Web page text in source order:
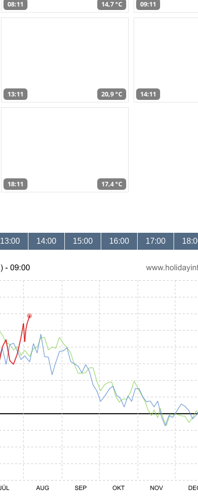
08:11 14,7 °C 09:11
13:11 20,9 °C 14:11
18:11 17,4 °C
13:00 14:00 15:00 16:00 17:00